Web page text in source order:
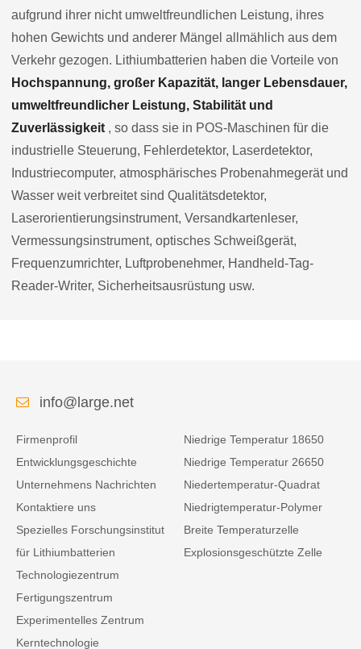
aufgrund ihrer nicht umweltfreundlichen Leistung, ihres
hohen Gewichts und anderer Mängel allmählich aus dem
Verkehr gezogen. Lithiumbatterien haben die Vorteile von
Hochspannung, großer Kapazität, langer Lebensdauer,
umweltfreundlicher Leistung, Stabilität und
Zuverlässigkeit , so dass sie in POS-Maschinen für die
industrielle Steuerung, Fehlerdetektor, Laserdetektor,
Industriecomputer, atmosphärisches Probenahmegerät und
Wasser weit verbreitet sind Qualitätsdetektor,
Laserorientierungsinstrument, Versandkartenleser,
Vermessungsinstrument, optisches Schweißgerät,
Frequenzumrichter, Luftprobenehmer, Handheld-Tag-
Reader-Writer, Sicherheitsausrüstung usw.
info@large.net
Firmenprofil
Entwicklungsgeschichte
Unternehmens Nachrichten
Kontaktiere uns
Spezielles Forschungsinstitut
für Lithiumbatterien
Technologiezentrum
Fertigungszentrum
Experimentelles Zentrum
Kerntechnologie
Niedrige Temperatur 18650
Niedrige Temperatur 26650
Niedertemperatur-Quadrat
Niedrigtemperatur-Polymer
Breite Temperaturzelle
Explosionsgeschützte Zelle